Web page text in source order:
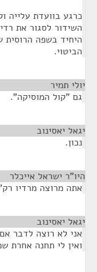
כרגע בוועדת עלייה
השידור לסגור את
היחיד בשפה
הביטוי.
יולי תמיר
גם "קול המוסיקה".
יגאל יאסינוב
נכון.
היו"ר ישראל אייכלר
אתה מרוצה מרדיו
יגאל יאסינוב
אני לא רוצה לדבר
ואין לי תחנה אחרת